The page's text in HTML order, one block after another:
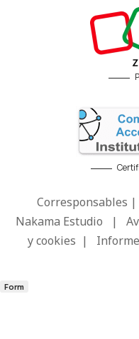
Corresponsables
Nakama Estudio |
y cookies |
Form